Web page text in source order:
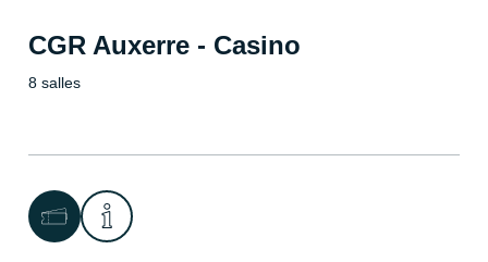
CGR Auxerre - Casino
8 salles